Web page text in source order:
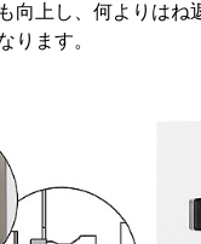
向上し、何よりはね
ります。